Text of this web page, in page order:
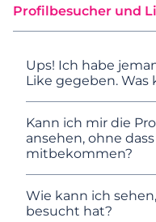
Profilbesucher und
Ups! Ich habe
Like gegeben.
Kann ich mir die
ansehen, ohne
mitbekommen?
Wie kann ich
besucht hat?